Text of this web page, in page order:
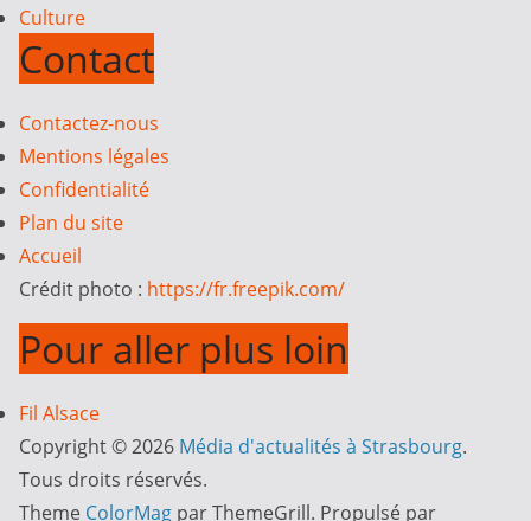
Culture
Contact
Contactez-nous
Mentions légales
Confidentialité
Plan du site
Accueil
Crédit photo : https://fr.freepik.com/
Pour aller plus loin
Fil Alsace
Copyright © 2026 Média d'actualités à Strasbourg.
Tous droits réservés.
Theme ColorMag par ThemeGrill. Propulsé par